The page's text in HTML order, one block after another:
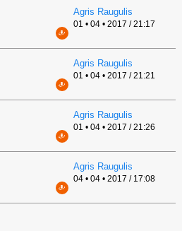
Agris Raugulis
01 • 04 • 2017 / 21:17
Agris Raugulis
01 • 04 • 2017 / 21:21
Agris Raugulis
01 • 04 • 2017 / 21:26
Agris Raugulis
04 • 04 • 2017 / 17:08